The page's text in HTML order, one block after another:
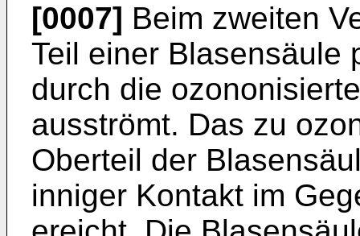
[0007] Beim zweiten
Teil einer Blasensäule
durch die
ausströmt. Das zu
Oberteil der
inniger Kontakt im